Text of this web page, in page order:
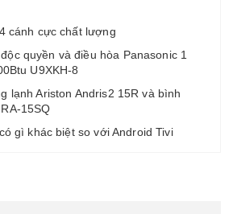
cánh cực chất lượng
quyền và điều hòa Panasonic 1
U9XKH-8
lạnh Ariston Andris2 15R và bình
15SQ
gì khác biệt so với Android Tivi